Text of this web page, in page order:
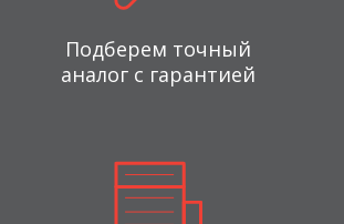
Подберем точный
аналог с гарантией